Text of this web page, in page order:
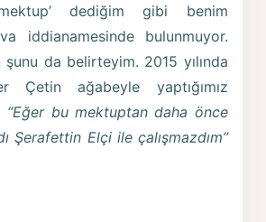
dediğim gibi benim
iddianamesinde bulunmuyor.
da belirteyim. 2015 yılında
Çetin ağabeyle yaptığımız
“Eğer bu mektuptan daha önce
Şerafettin Elçi ile çalışmazdım”